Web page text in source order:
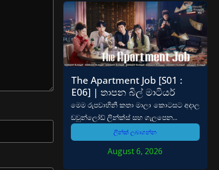
The Apartment Job [S01 :
E06] | තාපන බිල් මාටියර්
මෙම රුපවාහිනී කතා මාලා කොටසට අදාල
ඩවුන්ලෝඩ් ලින්ක්ස් සහ ගැලපෙන...
ලින්ක් ලබාගන්න
August 6, 2026